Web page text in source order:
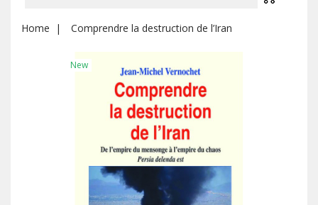
Home Comprendre la destruction de l’Iran
New